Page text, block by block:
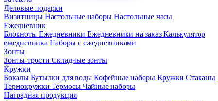
Деловые подарки
Визитницы Настольные наборы Настольные часы
Ежедневник
Блокноты Ежедневники Ежедневники на заказ Калькулятор
ежедневника Наборы с ежедневниками
Зонты
Зонты-трости Складные зонты
Кружки
Бокалы Бутылки для воды Кофейные наборы Кружки Стаканы
Термокружки Термосы Чайные наборы
Наградная продукция